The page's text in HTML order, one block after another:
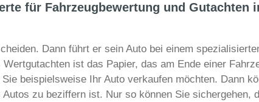
für Fahrzeugbewertung und Gutachten
Dann führt er sein Auto bei einem
ist das Papier, das am Ende einer
beispielsweise Ihr Auto verkaufen möchten. Dann
zu beziffern ist. Nur so können Sie sichergehen,